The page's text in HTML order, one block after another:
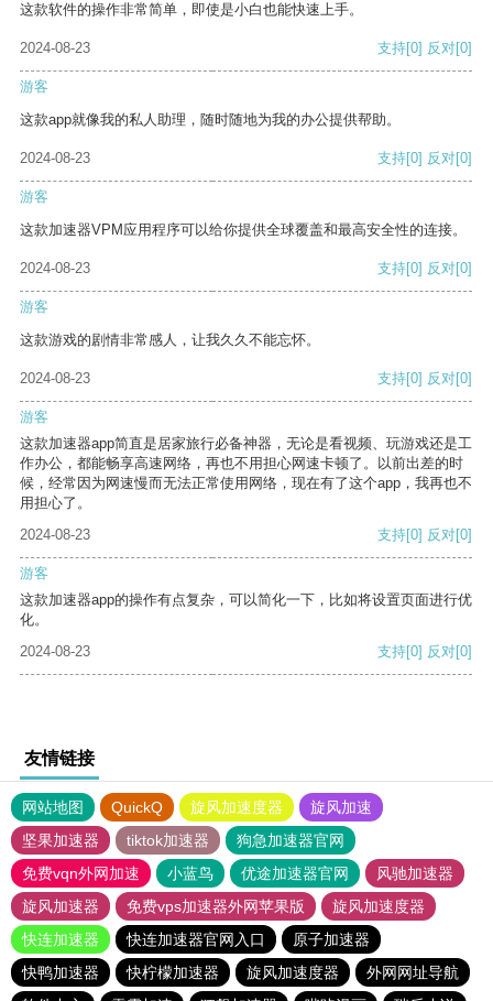
这款软件的操作非常简单，即使是小白也能快速上手。
2024-08-23 支持[0] 反对[0]
游客
这款app就像我的私人助理，随时随地为我的办公提供帮助。
2024-08-23 支持[0] 反对[0]
游客
这款加速器VPM应用程序可以给你提供全球覆盖和最高安全性的连接。
2024-08-23 支持[0] 反对[0]
游客
这款游戏的剧情非常感人，让我久久不能忘怀。
2024-08-23 支持[0] 反对[0]
游客
这款加速器app简直是居家旅行必备神器，无论是看视频、玩游戏还是工
作办公，都能畅享高速网络，再也不用担心网速卡顿了。以前出差的时
候，经常因为网速慢而无法正常使用网络，现在有了这个app，我再也不
用担心了。
2024-08-23
支持[0] 反对[0]
游客
这款加速器app的操作有点复杂，可以简化一下，比如将设置页面进行优
化。
2024-08-23
支持[0] 反对[0]
友情链接
网站地图 QuickQ 旋风加速度器
旋风加速
坚果加速器
tiktok加速器
狗急加速器官网
免费vqn外网加速
小蓝鸟 优途加速器官网
风驰加速器
旋风加速器
免费vps加速器外网苹果版
旋风加速度器
快连加速器
快连加速器官网入口
原子加速器
快鸭加速器
快柠檬加速器 旋风加速度器
外网网址导航